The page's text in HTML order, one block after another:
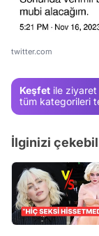
twitter.com
Keşfet ile
tüm kategorileri
İlginizi